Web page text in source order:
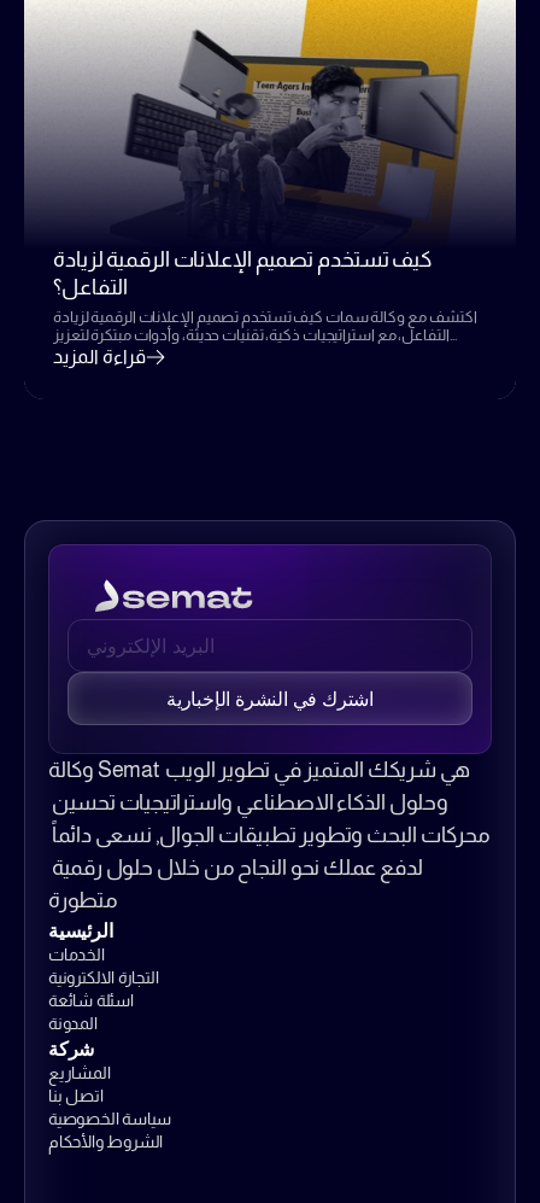
كيف تستخدم تصميم الإعلانات الرقمية لزيادة
التفاعل؟
اكتشف مع وكالة سمات كيف تستخدم تصميم الإعلانات الرقمية لزيادة
التفاعل، مع استراتيجيات ذكية، تقنيات حديثة، وأدوات مبتكرة لتعزيز
قراءة المزيد
اشترك في النشرة الإخبارية
وكالة Semat هي شريكك المتميز في تطوير الويب
متطورة
الرئيسية
الخدمات
التجارة الالكترونية
اسئلة شائعة
المدونة
شركة
المشاريع
اتصل بنا
سياسة الخصوصية
الشروط والأحكام